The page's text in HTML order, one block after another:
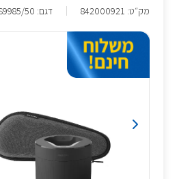
מק״ט:
842000921 דגם: S9985/50